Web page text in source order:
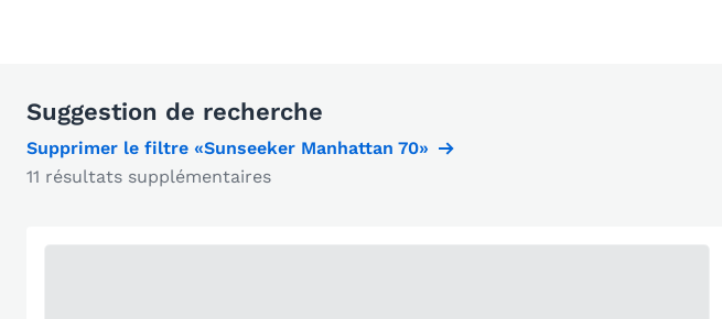
Suggestion de recherche
Supprimer le filtre «Sunseeker Manhattan 70»
11 résultats supplémentaires